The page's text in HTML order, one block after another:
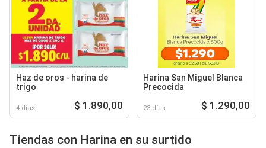
Haz de oros - harina de
trigo
4 días $ 1.890,00
Harina San Miguel Blanca
Precocida
23 días $ 1.290,00
Tiendas con Harina en su surtido